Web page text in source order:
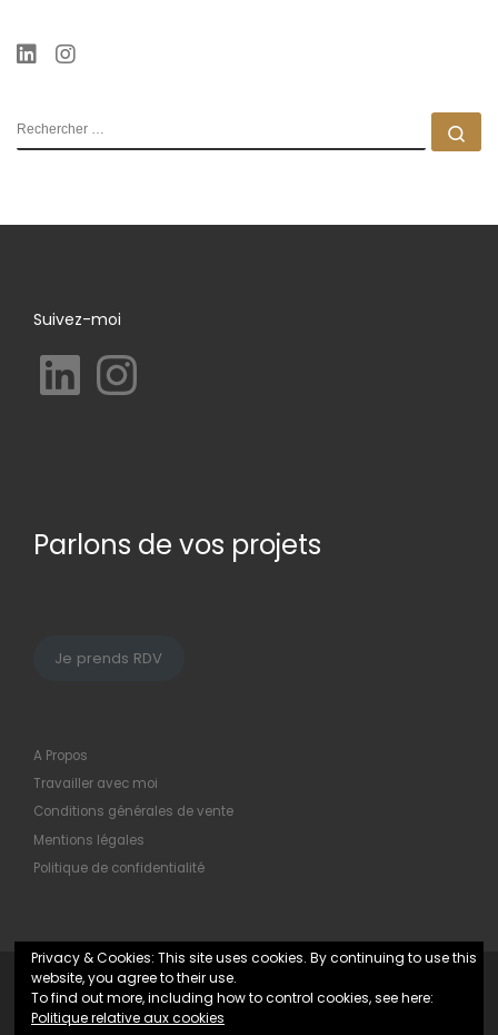
RECHERCHER
Suivez-moi
LinkedIn Instagram
Parlons de vos projets
Je prends RDV
A Propos
Travailler avec moi
Conditions générales de vente
Mentions légales
Politique de confidentialité
© 2026Maryline Hochard
Propulsé parWP– Réalisé avec the
Privacy & Cookies: This site uses cookies. By continuing to use this
website, you agree to their use.
To find out more, including how to control cookies, see here:
Politique relative aux cookies